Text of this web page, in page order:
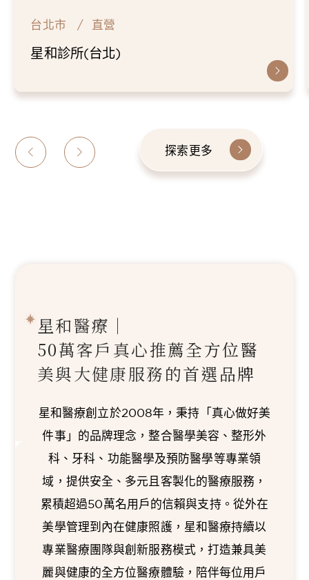
台北市 直營
星和診所(台北)
探索更多
星和醫療｜
50萬客戶真心推薦全方位醫
美與大健康服務的首選品牌
星和醫療創立於2008年，秉持「真心做好美
件事」的品牌理念，整合醫學美容、整形外
科、牙科、功能醫學及預防醫學等專業領
域，提供安全、多元且客製化的醫療服務，
累積超過50萬名用戶的信賴與支持。從外在
美學管理到內在健康照護，星和醫療持續以
專業醫療團隊與創新服務模式，打造兼具美
麗與健康的全方位醫療體驗，陪伴每位用戶